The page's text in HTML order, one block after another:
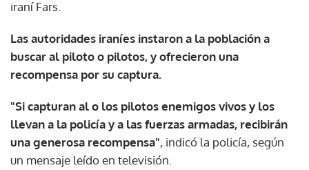
iraní Fars.
Las autoridades iraníes instaron a la población a
buscar al piloto o pilotos, y ofrecieron una
recompensa por su captura.
"Si capturan al o los pilotos enemigos vivos y los
llevan a la policía y a las fuerzas armadas, recibirán
una generosa recompensa", indicó la policía, según
un mensaje leído en televisión.